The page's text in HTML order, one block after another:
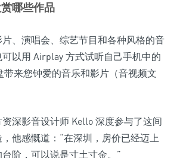
哪些作品
、演唱会、综艺节目和各种风格的音
以用 Airplay 方式试听自己手机中的
带来您钟爱的音乐和影片（音视频文
深影音设计师 Kello 深度参与了这间
他感慨道：“在深圳，房价已经迈上
阶，可以说是寸土寸金。”